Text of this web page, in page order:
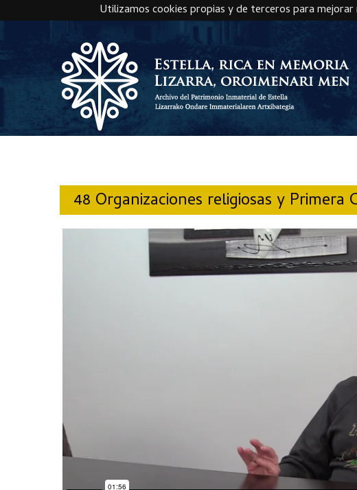
Utilizamos cookies propias y de terceros para
48 Organizaciones religiosas y Primera